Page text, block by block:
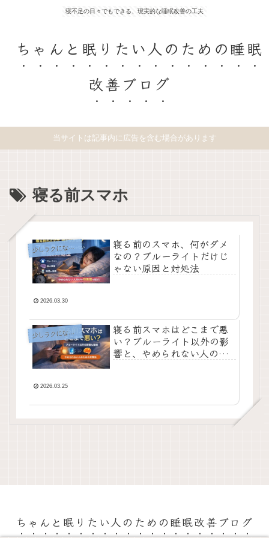
寝不足の日々でもできる、現実的な睡眠改善の工夫
ちゃんと眠りたい人のための睡眠
改善ブログ
当サイトは記事内に広告を含む場合があります
寝る前スマホ
少
しラクになる工夫
寝る前のスマホ、何がダメ
なの？ブルーライトだけじ
ゃない原因と対処法
2026.03.30
少
しラクになる工夫
寝る前スマホはどこまで悪
い？ブルーライト以外の影
響と、やめられない人のた
2026.03.25
ちゃんと眠りたい人のための睡眠改善ブログ